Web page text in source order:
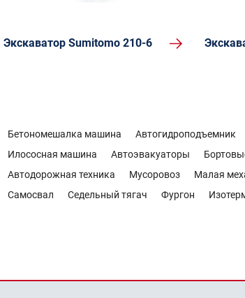
Экскаватор Sumitomo 210-6
Бетономешалка машина Автогидроподъемник
Илососная машина
Автоэвакуаторы
Автодорожная техника
Мусоровоз Малая
Самосвал
Седельный тягач Фургон